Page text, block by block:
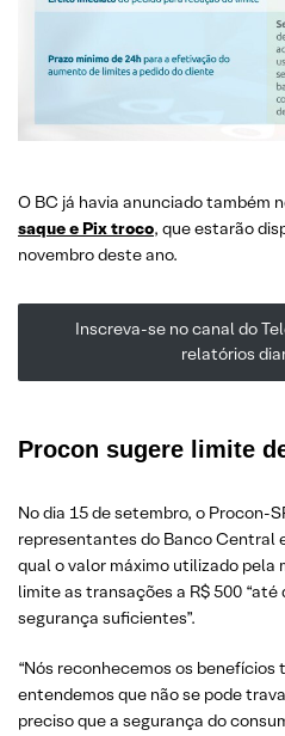
O BC já havia anunciado também
saque e Pix troco, que estarão
novembro deste ano.
Inscreva-se no canal do
relatórios
Procon sugere limite
No dia 15 de setembro, o Procon-
representantes do Banco Central
qual o valor máximo utilizado pela
limite as transações a R$ 500
segurança suficientes”.
“Nós reconhecemos os benefícios
entendemos que não se pode
preciso que a segurança do